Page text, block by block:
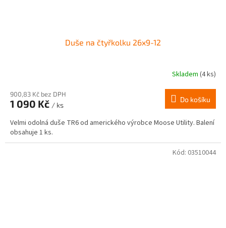
Duše na čtyřkolku 26x9-12
Skladem (4 ks)
900,83 Kč bez DPH
1 090 Kč / ks
Do košíku
Velmi odolná duše TR6 od amerického výrobce Moose Utility. Balení
obsahuje 1 ks.
Kód: 03510044